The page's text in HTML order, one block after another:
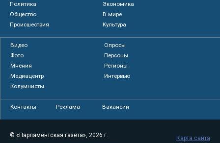
Политика
Экономика
Общество
В мире
Происшествия
Культура
Видео
Опросы
Фото
Персоны
Мнения
Регионы
Медиацентр
Интервью
Колумнисты
Контакты Реклама Вакансии
© «Парламентская газета», 2026 г.
Карта сайта